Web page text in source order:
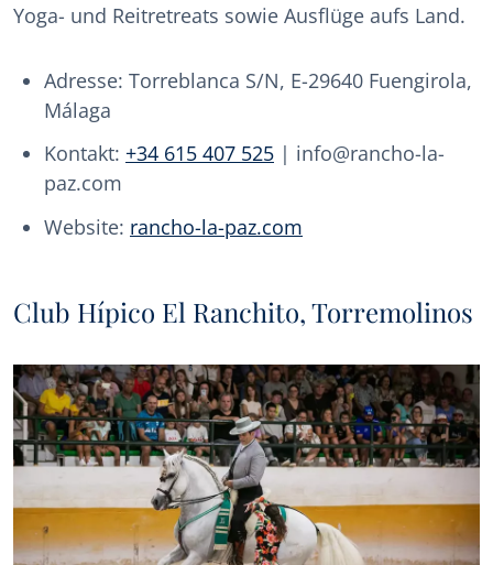
Yoga- und Reitretreats sowie Ausflüge aufs Land.
Adresse: Torreblanca S/N, E-29640 Fuengirola,
Málaga
Kontakt: +34 615 407 525 | info@rancho-la-
paz.com
Website: rancho-la-paz.com
Club Hípico El Ranchito, Torremolinos